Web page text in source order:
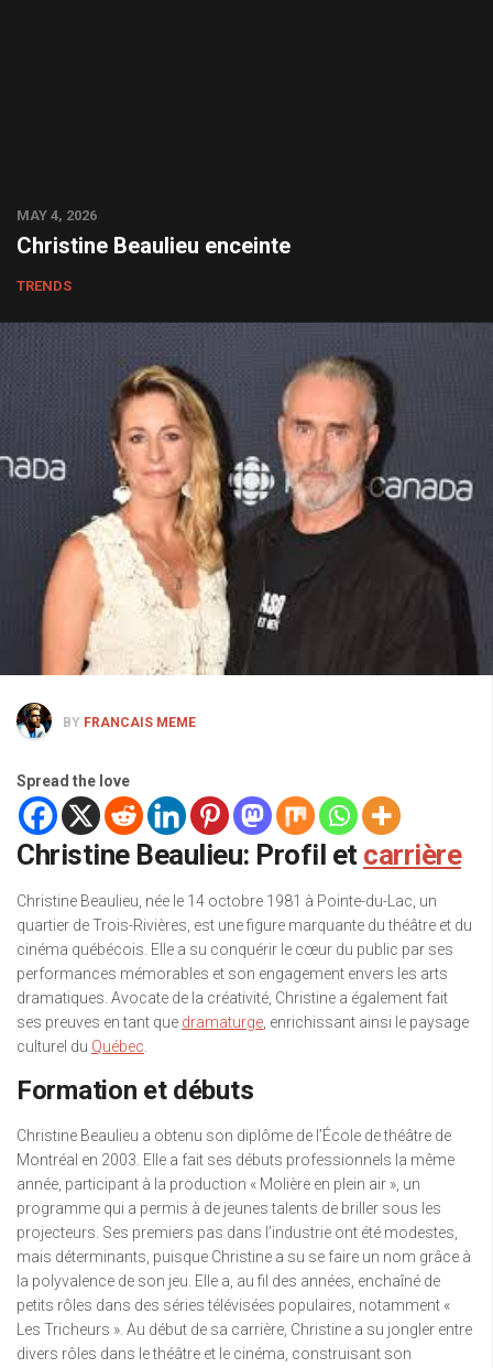
MAY 4, 2026
Christine Beaulieu enceinte
TRENDS
BY FRANCAIS MEME
Spread the love
Christine Beaulieu: Profil et carrière
Christine Beaulieu, née le 14 octobre 1981 à Pointe-du-Lac, un
quartier de Trois-Rivières, est une figure marquante du théâtre et du
cinéma québécois. Elle a su conquérir le cœur du public par ses
performances mémorables et son engagement envers les arts
dramatiques. Avocate de la créativité, Christine a également fait
ses preuves en tant que dramaturge , enrichissant ainsi le paysage
culturel du Québec
Formation et débuts
Christine Beaulieu a obtenu son diplôme de l’École de théâtre de
Montréal en 2003. Elle a fait ses débuts professionnels la même
année, participant à la production « Molière en plein air », un
programme qui a permis à de jeunes talents de briller sous les
projecteurs. Ses premiers pas dans l’industrie ont été modestes,
mais déterminants, puisque Christine a su se faire un nom grâce à
la polyvalence de son jeu. Elle a, au fil des années, enchaîné de
petits rôles dans des séries télévisées populaires, notamment «
Les Tricheurs ». Au début de sa carrière, Christine a su jongler entre
divers rôles dans le théâtre et le cinéma, construisant son